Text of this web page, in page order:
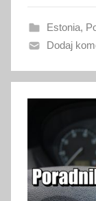
n
o
9
s
z
n
Estonia,
Dodaj